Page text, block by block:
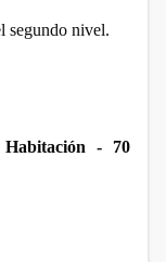
segundo nivel.
- 70